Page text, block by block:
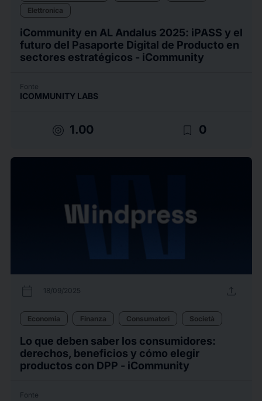
Elettronica
iCommunity en AL Andalus 2025: iPASS y el
futuro del Pasaporte Digital de Producto en
sectores estratégicos - iCommunity
Fonte
ICOMMUNITY LABS
target 1.00 bookmark_border 0
calendar_today 18/09/2025 upload
Economia Finanza Consumatori Società
Lo que deben saber los consumidores:
derechos, beneficios y cómo elegir
productos con DPP - iCommunity
Fonte